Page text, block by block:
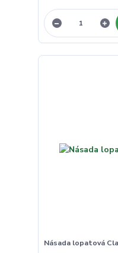
Násada lopatová